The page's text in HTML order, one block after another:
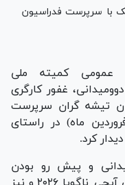
با سرپرست فدراسیون
عمومی کمیته ملی
غفور کارگری
تیشه گران سرپرست
عصر امروز (یکشنبه ۳۰ فروردین ماه) در راستای
کرد.
و پیش رو بودن